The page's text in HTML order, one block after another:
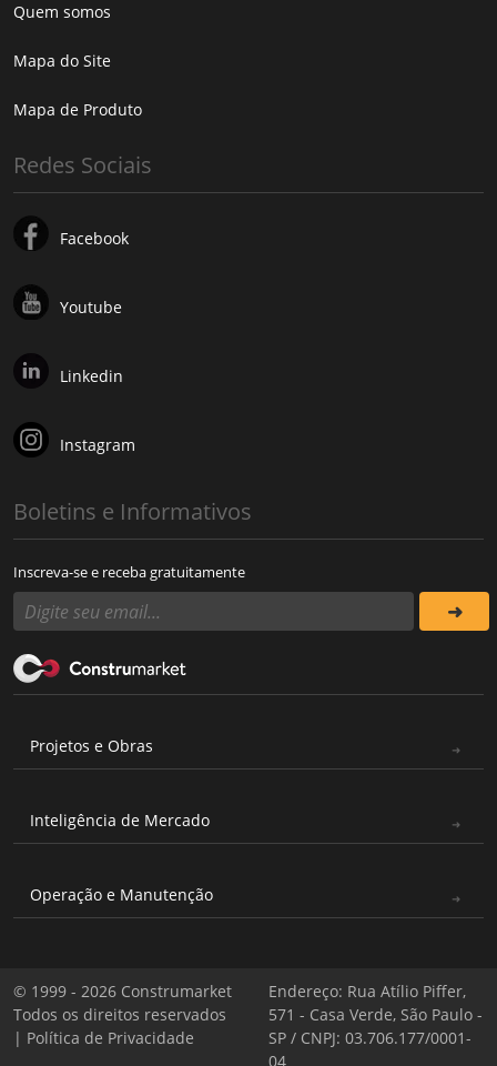
Quem somos
Mapa do Site
Mapa de Produto
Redes Sociais
Facebook
Youtube
Linkedin
Instagram
Boletins e Informativos
Inscreva-se e receba gratuitamente
Projetos e Obras
Inteligência de Mercado
Operação e Manutenção
© 1999 - 2026 Construmarket
Todos os direitos reservados
| Política de Privacidade
Endereço: Rua Atílio Piffer,
571 - Casa Verde, São Paulo -
SP / CNPJ: 03.706.177/0001-
04